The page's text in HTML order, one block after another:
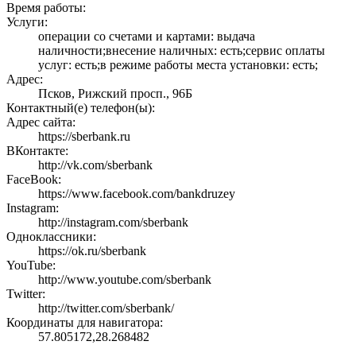
Время работы:
Услуги:
операции со счетами и картами: выдача
наличности;внесение наличных: есть;сервис оплаты
услуг: есть;в режиме работы места установки: есть;
Адрес:
Псков, Рижский просп., 96Б
Контактный(е) телефон(ы):
Адрес сайта:
https://sberbank.ru
ВКонтакте:
http://vk.com/sberbank
FaceBook:
https://www.facebook.com/bankdruzey
Instagram:
http://instagram.com/sberbank
Одноклассники:
https://ok.ru/sberbank
YouTube:
http://www.youtube.com/sberbank
Twitter:
http://twitter.com/sberbank/
Координаты для навигатора:
57.805172,28.268482